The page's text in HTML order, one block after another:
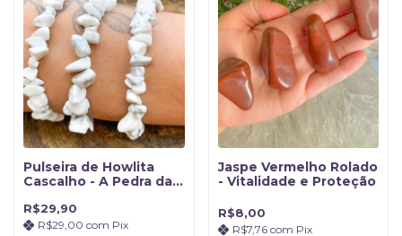
Pulseira de Howlita
Cascalho - A Pedra da
R$29,90
R$29,00 com Pix
Jaspe Vermelho Rolado
- Vitalidade e Proteção
R$8,00
R$7,76 com Pix